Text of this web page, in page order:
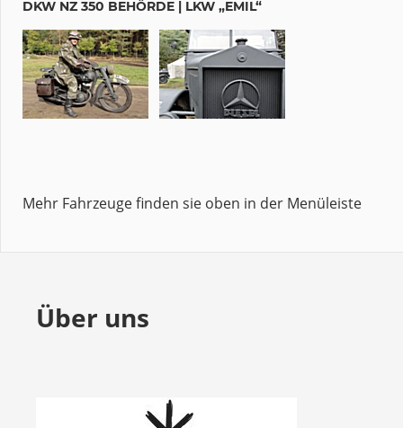
DKW NZ 350 BEHÖRDE | LKW „EMIL“
Mehr Fahrzeuge finden sie oben in der Menüleiste
Über uns